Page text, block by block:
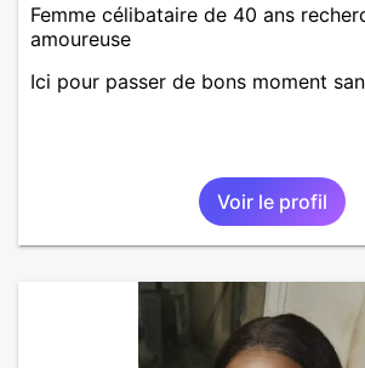
Femme célibataire de 40 ans
amoureuse
Ici pour passer de bons moment
Voir le profil